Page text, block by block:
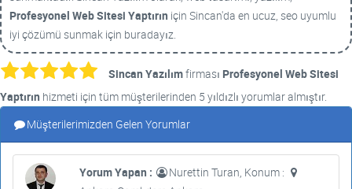
Profesyonel Web Sitesi Yaptırın için Sincan'da en ucuz, seo uyumlu
iyi çözümü sunmak için buradayız.
Sincan Yazılımfirması Profesyonel Web Sitesi
Yaptırın hizmeti için tüm müşterilerinden 5 yıldızlı yorumlar almıştır.
Müşterilerimizden Gelen Yorumlar
Yorum Yapan :
Nurettin Turan, Konum :